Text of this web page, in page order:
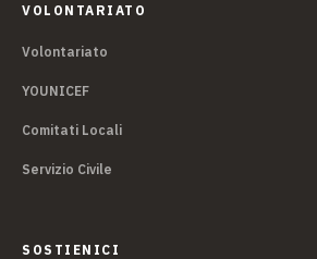
VOLONTARIATO
Volontariato
YOUNICEF
Comitati Locali
Servizio Civile
SOSTIENICI